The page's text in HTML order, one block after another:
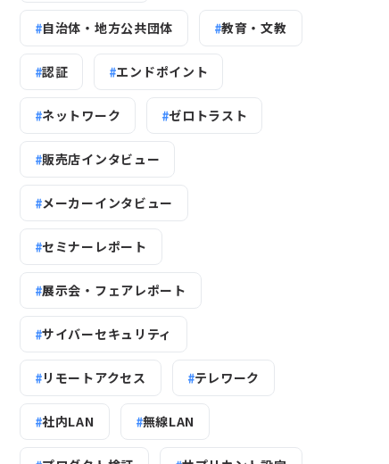
自治体・地方公共団体 教育・文教
認証 エンドポイント
ネットワーク ゼロトラスト
販売店インタビュー
メーカーインタビュー
セミナーレポート
展示会・フェアレポート
サイバーセキュリティ
リモートアクセス テレワーク
社内LAN 無線LAN